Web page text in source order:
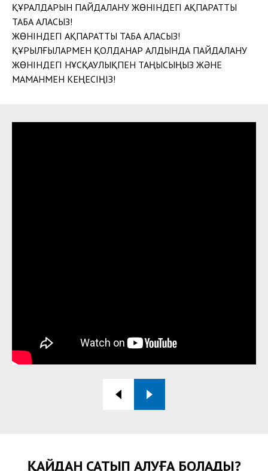
ҚҰРАЛДАРЫН ПАЙДАЛАНУ ЖӨНІНДЕГІ АҚПАРАТТЫ
ТАБА АЛАСЫЗ!
ЖӨНІНДЕГІ АҚПАРАТТЫ ТАБА АЛАСЫЗ!
ҚҰРЫЛҒЫЛАРМЕН ҚОЛДАНАР АЛДЫНДА ПАЙДАЛАНУ
ЖӨНІНДЕГІ НҰСҚАУЛЫҚПЕН ТАҢЫСЫҢЫЗ ЖӘНЕ
МАМАНМЕН КЕҢЕСІҢІЗ!
ҚАЙДАН САТЫП АЛУҒА БОЛАДЫ?